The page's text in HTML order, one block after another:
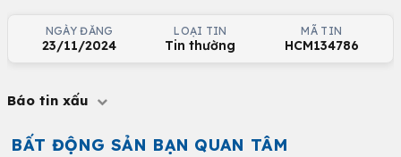
NGÀY ĐĂNG
23/11/2024
LOẠI TIN
Tin thường
MÃ TIN
HCM134786
Báo tin xấu
BẤT ĐỘNG SẢN BẠN QUAN TÂM